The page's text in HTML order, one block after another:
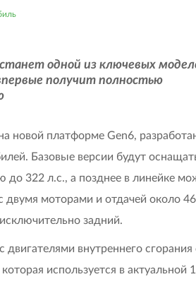
одной из ключевых
получит полностью
новой платформе Gen6,
Базовые версии будут
322 л.с., а позднее в линейке
двумя моторами и отдачей около
задний.
двигателями внутреннего сгорания
используется в актуальной